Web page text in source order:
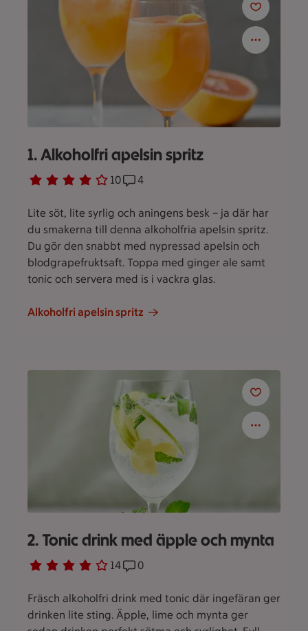
1. Alkoholfri apelsin spritz
Betyg 4 av 5. 10
10 personer har röstatReceptet har 4 kommentarer
4
Lite söt, lite syrlig och aningens besk – ja där har
du smakerna till denna alkoholfria apelsin spritz.
Du gör den snabbt med nypressad apelsin och
blodgrapefruktsaft. Toppa med ginger ale samt
tonic och servera med is i vackra glas.
Alkoholfri apelsin spritz
2. Tonic drink med äpple och mynta
Betyg 3.9 av 5. 14
14 personer har röstatReceptet har 0 kommentarer
0
Fräsch alkoholfri drink med tonic där ingefäran ger
drinken lite sting. Äpple, lime och mynta ger